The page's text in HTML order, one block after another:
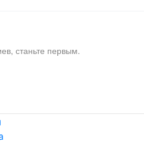
станьте первым.